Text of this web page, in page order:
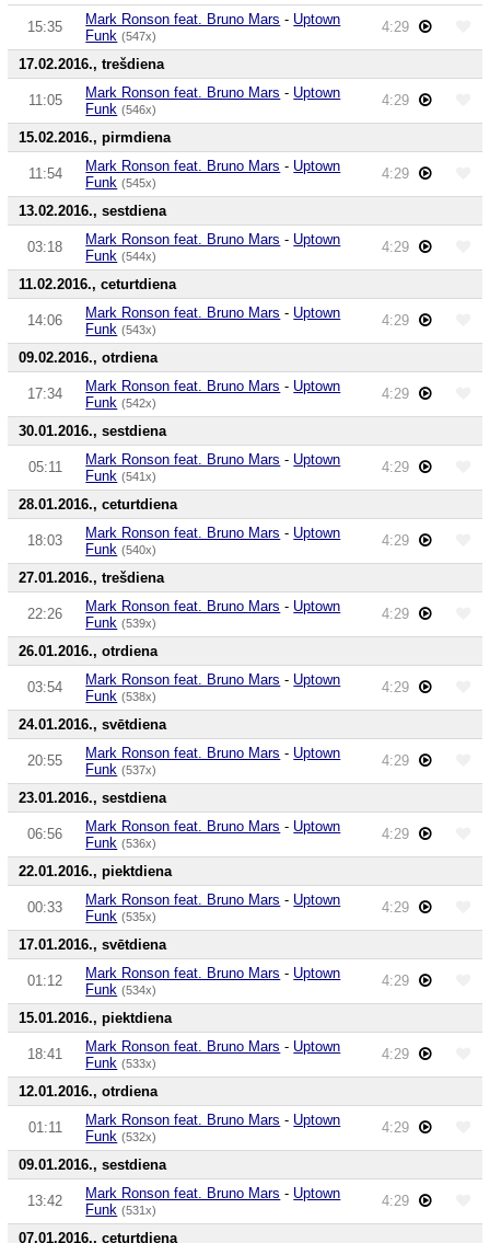
15:35 Mark Ronson feat. Bruno Mars - Uptown
Funk (547x)
4:29
17.02.2016., trešdiena
11:05 Mark Ronson feat. Bruno Mars - Uptown
Funk (546x)
4:29
15.02.2016., pirmdiena
11:54 Mark Ronson feat. Bruno Mars - Uptown
Funk (545x)
4:29
13.02.2016., sestdiena
03:18 Mark Ronson feat. Bruno Mars - Uptown
Funk (544x)
4:29
11.02.2016., ceturtdiena
14:06 Mark Ronson feat. Bruno Mars - Uptown
Funk (543x)
4:29
09.02.2016., otrdiena
17:34 Mark Ronson feat. Bruno Mars - Uptown
Funk (542x)
4:29
30.01.2016., sestdiena
05:11 Mark Ronson feat. Bruno Mars - Uptown
Funk (541x)
4:29
28.01.2016., ceturtdiena
18:03 Mark Ronson feat. Bruno Mars - Uptown
Funk (540x)
4:29
27.01.2016., trešdiena
22:26 Mark Ronson feat. Bruno Mars - Uptown
Funk (539x)
4:29
26.01.2016., otrdiena
03:54 Mark Ronson feat. Bruno Mars - Uptown
Funk (538x)
4:29
24.01.2016., svētdiena
20:55 Mark Ronson feat. Bruno Mars - Uptown
Funk (537x)
4:29
23.01.2016., sestdiena
06:56 Mark Ronson feat. Bruno Mars - Uptown
Funk (536x)
4:29
22.01.2016., piektdiena
00:33 Mark Ronson feat. Bruno Mars - Uptown
Funk (535x)
4:29
17.01.2016., svētdiena
01:12 Mark Ronson feat. Bruno Mars - Uptown
Funk (534x)
4:29
15.01.2016., piektdiena
18:41 Mark Ronson feat. Bruno Mars - Uptown
Funk (533x)
4:29
12.01.2016., otrdiena
01:11 Mark Ronson feat. Bruno Mars - Uptown
Funk (532x)
4:29
09.01.2016., sestdiena
13:42 Mark Ronson feat. Bruno Mars - Uptown
Funk (531x)
4:29
07.01.2016., ceturtdiena